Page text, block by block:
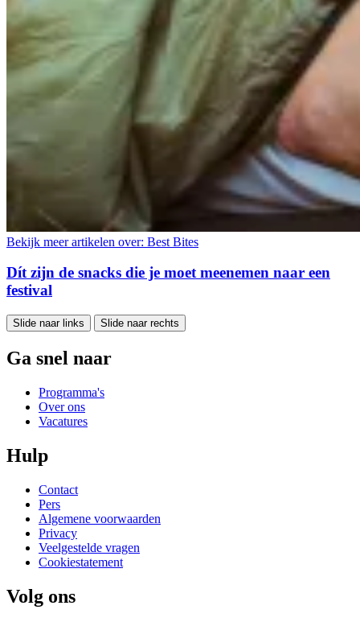
Bekijk meer artikelen over: Best Bites
Dít zijn de snacks die je moet meenemen naar een
festival
Slide naar links Slide naar rechts
Ga snel naar
Programma's
Over ons
Vacatures
Hulp
Contact
Pers
Algemene voorwaarden
Privacy
Veelgestelde vragen
Cookiestatement
Volg ons